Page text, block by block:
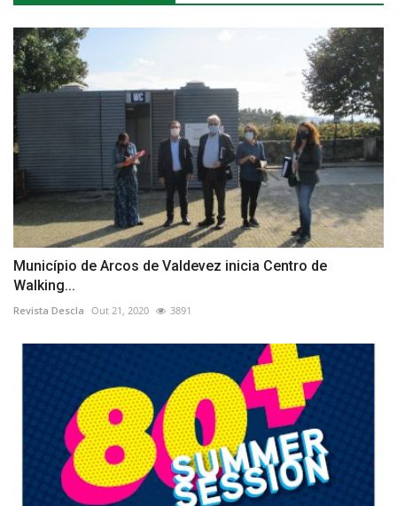
Município de Arcos de Valdevez inicia Centro de
Walking...
Revista Descla Out 21, 2020 3891